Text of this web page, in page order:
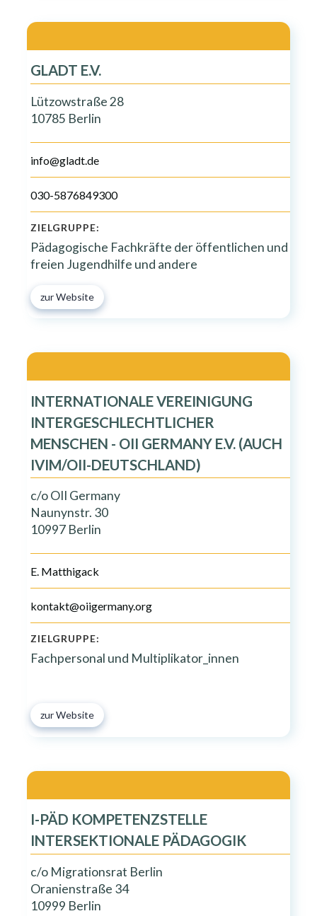
GLADT E.V.
Lützowstraße 28
10785 Berlin
info@gladt.de
030-5876849300
ZIELGRUPPE:
Pädagogische Fachkräfte der öffentlichen und
freien Jugendhilfe und andere
zur Website
INTERNATIONALE VEREINIGUNG
INTERGESCHLECHTLICHER
MENSCHEN - OII GERMANY E.V. (AUCH
IVIM/OII-DEUTSCHLAND)
c/o OII Germany
Naunynstr. 30
10997 Berlin
E. Matthigack
kontakt@oiigermany.org
ZIELGRUPPE:
Fachpersonal und Multiplikator_innen
zur Website
I-PÄD KOMPETENZSTELLE
INTERSEKTIONALE PÄDAGOGIK
c/o Migrationsrat Berlin
Oranienstraße 34
10999 Berlin